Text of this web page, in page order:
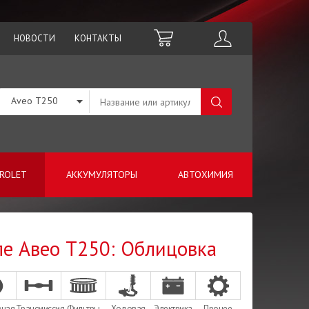
НОВОСТИ КОНТАКТЫ
АККУМУЛЯТОРЫ АВТОХИМИЯ
Aveo T250
Авео Т250: Облицовка